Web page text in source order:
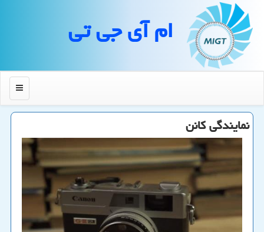
ام آی جی تی
منو
نمایندگی كانن